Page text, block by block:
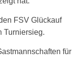
FSV Glückauf
Turniersieg.
für